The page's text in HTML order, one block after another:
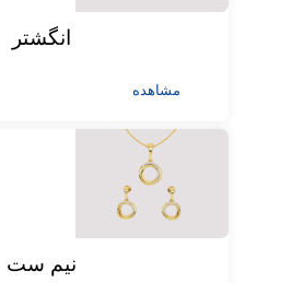
انگشتر
مشاهده
نیم ست